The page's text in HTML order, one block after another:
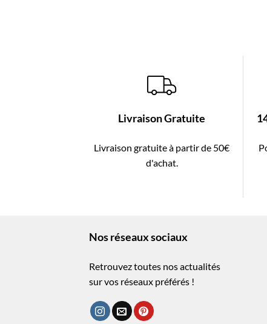
Livraison Gratuite
Livraison gratuite à partir de 50€
d'achat.
Nos réseaux sociaux
Retrouvez toutes nos actualités
sur vos réseaux préférés !